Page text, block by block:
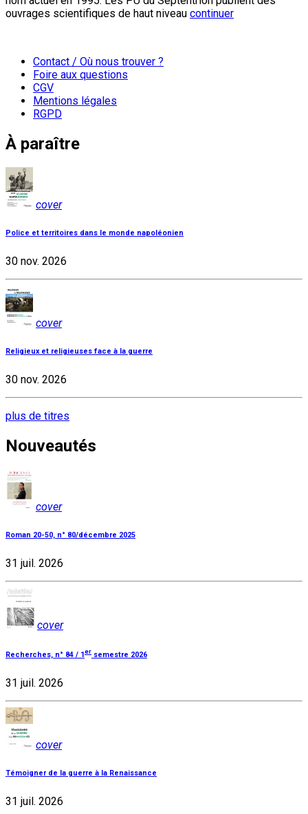
ouvrages scientifiques de haut niveau continuer
Contact / Où nous trouver ?
Foire aux questions
CGV
Mentions légales
RGPD
À paraître
cover
Police et territoires dans le monde napoléonien
30 nov. 2026
cover
Religieux et religieuses face à la guerre
30 nov. 2026
plus de titres
Nouveautés
cover
Roman 20-50, n° 80/décembre 2025
31 juil. 2026
cover
Recherches, n° 84 / 1 er semestre 2026
31 juil. 2026
cover
Témoigner de la guerre à la Renaissance
31 juil. 2026